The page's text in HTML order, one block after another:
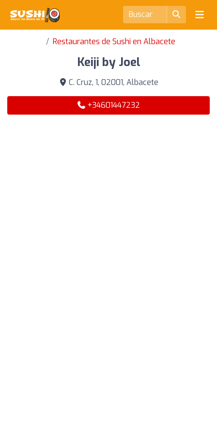
Restaurantes de Sushi en Albacete
Keiji by Joel
C. Cruz, 1, 02001, Albacete
+34601447232